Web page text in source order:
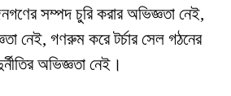
সম্পদ চুরি করার অভিজ্ঞতা নেই,
নেই, গণরুম করে টর্চার সেল গঠনের
অভিজ্ঞতা নেই।